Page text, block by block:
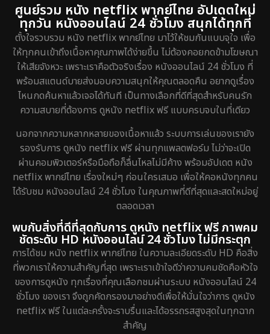
ศูนย์รวม หนัง netflix พากย์ไทย อัปเดตใหม่
ทุกวัน หนังออนไลน์ 24 ชั่วโมง สนุกได้ทุกที่
ตั้งใจรวบรวม หนัง netflix พากย์ไทย มาไว้ให้ชมกันแบบจุใจ เพื่อ
ให้ทุกคนเข้าถึงเนื้อหาคุณภาพได้ง่ายขึ้น ไม่ต้องคอยกดข้ามโฆษณา
ให้เสียจังหวะ เพราะเราคือตัวจริงเรื่อง หนังออนไลน์ 24 ชั่วโมง ที่
พร้อมสแตนด์บายส่งมอบความสนุกให้คุณตลอดคืน อยากดูเรื่อง
ไหนกดค้นหาแล้วเจอได้ทันที เป็นทางเลือกที่ดีที่สุดสำหรับคนรัก
ความสบายที่ต้องการ ดูหนัง netflix ฟรี แบบครบจบในที่เดียว
นอกจากความหลากหลายของเนื้อหาแล้ว ระบบการเล่นของเรายัง
รองรับการ ดูหนัง netflix ฟรี ผ่านทุกแพลตฟอร์ม ไม่ว่าจะเปิด
ผ่านคอมพิวเตอร์หรือมือถือก็ลื่นไหลไม่มีค้าง พร้อมอัปเดต หนัง
netflix พากย์ไทย เรื่องใหม่ๆ ก่อนใครเสมอ เพื่อให้คอหนังทุกคน
ได้รับชม หนังออนไลน์ 24 ชั่วโมง ในคุณภาพที่ดีที่สุดและสดใหม่อยู่
ตลอดเวลา
พบกับสิ่งที่ดีที่สุดกับการ ดูหนัง netflix ฟรี ภาพคม
ชัดระดับ HD หนังออนไลน์ 24 ชั่วโมง ไม่มีกระตุก
การได้ชม หนัง netflix พากย์ไทย ในความละเอียดระดับ HD คือสิ่ง
ที่พวกเราให้ความสำคัญที่สุด เพราะเราเข้าใจดีว่าความคมชัดคือหัวใจ
ของการดูหนัง ทุกเรื่องที่คุณเลือกชมผ่านระบบ หนังออนไลน์ 24
ชั่วโมง ของเรา จึงถูกคัดกรองมาอย่างดีเพื่อให้มั่นใจว่าการ ดูหนัง
netflix ฟรี ในแต่ละครั้งจะราบรื่นและได้อรรถรสสูงสุดในทุกฉาก
สำคัญ